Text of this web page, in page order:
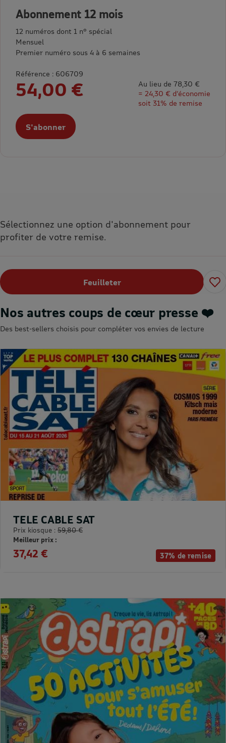
Abonnement 12 mois
12 numéros dont 1 n° spécial
Mensuel
Premier numéro sous 4 à 6 semaines
Référence : 606709
54,00 €
Au lieu de 78,30 €
= 24,30 € d’économie
soit 31% de remise
S'abonner
Sélectionnez une option d'abonnement pour
profiter de votre remise.
Feuilleter
Nos autres coups de cœur presse ❤️
Des best-sellers choisis pour compléter vos envies de lecture
37% de remise
TELE CABLE SAT
Prix kiosque : 59,80 €
Meilleur prix :
37,42 €